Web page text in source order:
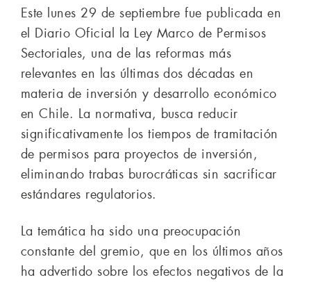
Este lunes 29 de septiembre fue publicada en
el Diario Oficial la Ley Marco de Permisos
Sectoriales, una de las reformas más
relevantes en las últimas dos décadas en
materia de inversión y desarrollo económico
en Chile. La normativa, busca reducir
significativamente los tiempos de tramitación
de permisos para proyectos de inversión,
eliminando trabas burocráticas sin sacrificar
estándares regulatorios.
La temática ha sido una preocupación
constante del gremio, que en los últimos años
ha advertido sobre los efectos negativos de la